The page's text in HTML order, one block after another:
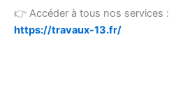
👉 Accéder à tous nos services :
https://travaux-13.fr/